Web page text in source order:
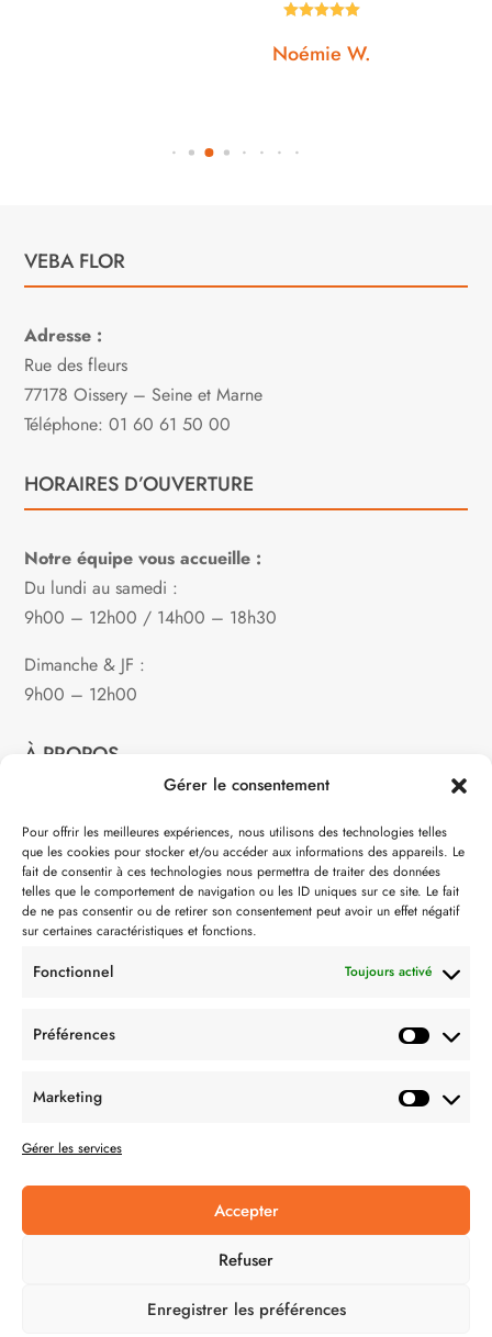
Gérer le consentement
Pour offrir les meilleures expériences, nous utilisons des technologies telles
que les cookies pour stocker et/ou accéder aux informations des appareils. Le
fait de consentir à ces technologies nous permettra de traiter des données
telles que le comportement de navigation ou les ID uniques sur ce site. Le fait
de ne pas consentir ou de retirer son consentement peut avoir un effet négatif
sur certaines caractéristiques et fonctions.
Fonctionnel Toujours activé
Préférences
Marketing
Gérer les services
Accepter
Refuser
Enregistrer les préférences
Noémie W.
VEBA FLOR
Adresse :
Rue des fleurs
77178 Oissery – Seine et Marne
Téléphone: 01 60 61 50 00
HORAIRES D’OUVERTURE
Notre équipe vous accueille :
Du lundi au samedi :
9h00 – 12h00 / 14h00 – 18h30
Dimanche & JF :
9h00 – 12h00
À PROPOS
Notre philosophie
Contact
Partenaire de:
CONDITION GÉNÉRALES DE VENTES